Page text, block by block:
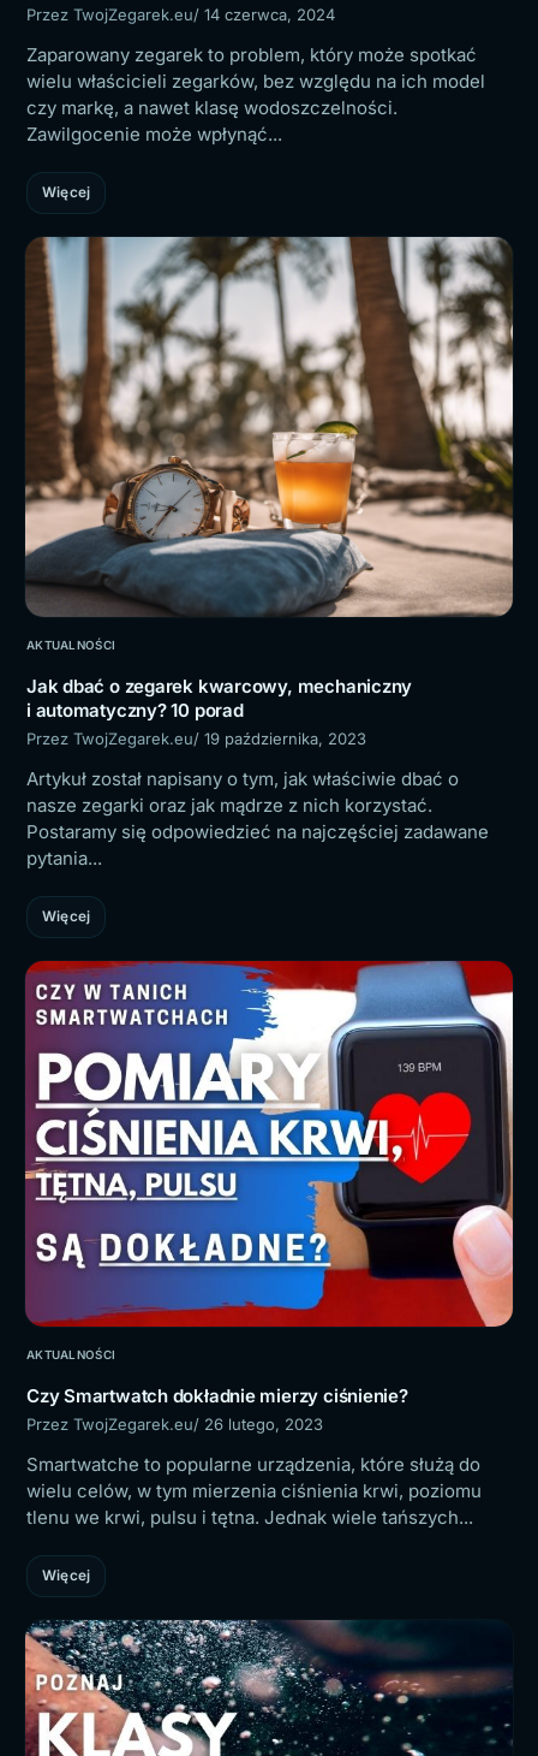
Przez TwojZegarek.eu/ 14 czerwca, 2024
Zaparowany zegarek to problem, który może spotkać
wielu właścicieli zegarków, bez względu na ich model
czy markę, a nawet klasę wodoszczelności.
Zawilgocenie może wpłynąć...
Więcej
AKTUALNOŚCI
Jak dbać o zegarek kwarcowy, mechaniczny
i automatyczny? 10 porad
Przez TwojZegarek.eu/ 19 października, 2023
Artykuł został napisany o tym, jak właściwie dbać o
nasze zegarki oraz jak mądrze z nich korzystać.
Postaramy się odpowiedzieć na najczęściej zadawane
pytania...
Więcej
AKTUALNOŚCI
Czy Smartwatch dokładnie mierzy ciśnienie?
Przez TwojZegarek.eu/ 26 lutego, 2023
Smartwatche to popularne urządzenia, które służą do
wielu celów, w tym mierzenia ciśnienia krwi, poziomu
tlenu we krwi, pulsu i tętna. Jednak wiele tańszych...
Więcej